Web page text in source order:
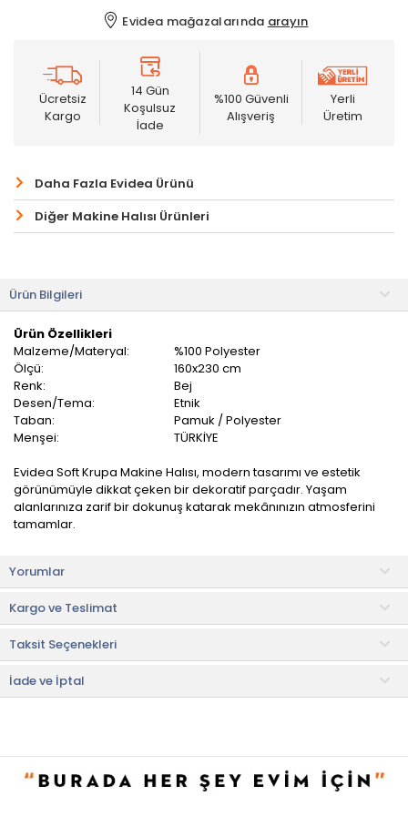
Evidea mağazalarında arayın
Ücretsiz
Kargo
14 Gün
Koşulsuz
İade
%100 Güvenli
Alışveriş
Yerli
Üretim
Daha Fazla Evidea Ürünü
Diğer Makine Halısı Ürünleri
Ürün Bilgileri
Ürün Özellikleri
Malzeme/Materyal:
%100 Polyester
Ölçü:
160x230 cm
Renk:
Bej
Desen/Tema:
Etnik
Taban:
Pamuk / Polyester
Menşei:
TÜRKİYE
Evidea Soft Krupa Makine Halısı, modern tasarımı ve estetik
görünümüyle dikkat çeken bir dekoratif parçadır. Yaşam
alanlarınıza zarif bir dokunuş katarak mekânınızın atmosferini
tamamlar.
dekorasyonunu tamamlar. Leke ve kir tutmayan malzemelerle
üretilmiştir. Bu nedenle temizliği ve bakımı oldukça kolaydır.
Özellikle oturma odaları, yatak odaları veya salon gibi farklı
mekânlarda kullanılabilecek şekilde tasarlanmıştır.
Kullanım ve Bakım Bilgileri
• Elde veya makinede 30 °C'de sıkma yapılmadan yıkanabilir.
Yorumlar
Kargo ve Teslimat
Taksit Seçenekleri
İade ve İptal